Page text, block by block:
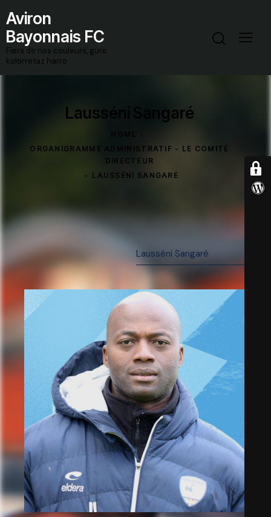
Aviron
Bayonnais FC
Fiers de nos couleurs, gure
kolorretaz harro
Lausséni Sangaré
ORGANIGRAMME ADMINISTRATIF - LE COMITÉ
DIRECTEUR
LAUSSÉNI SANGARÉ